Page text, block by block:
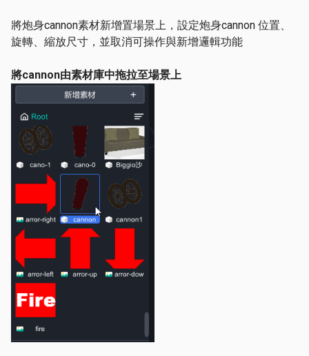
將炮身cannon素材新增置場景上，設定炮身cannon 位置、
旋轉、縮放尺寸，並取消可操作與新增邏輯功能
將cannon由素材庫中拖拉至場景上